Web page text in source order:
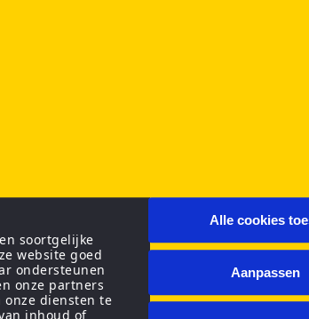
soortgelijke
website goed
ondersteunen
onze partners
diensten te
inhoud of
Alle cookies
Aanpassen